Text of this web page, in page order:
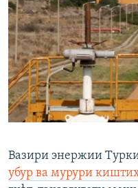
Вазири энержии
убур ва мурури